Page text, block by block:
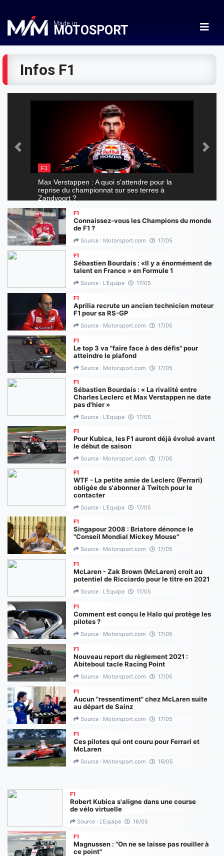
Made in
MOTOSPORT
Infos F1
F1
Max Verstappen : A quoi s'attendre pour la
reprise du championnat sur ses terres à
Zandvoort ?
Précédent
F1
Connaissez-vous les Champions du monde
de F1 ?
Source : Motorsport.com 17/05
F1
Sébastien Bourdais : «Il y a énormément de
talent en France » en Formule 1
Source : L'Equipe 17/05
F1
Aprilia recrute un ancien technicien moteur
F1 pour sa RS-GP
Source : Motorsport.com 17/05
F1
Le top 3 va "faire face à des défis" pour
atteindre le plafond
Source : Motorsport.com
17/05
F1
Sébastien Bourdais : « La rivalité entre
Charles Leclerc et Max Verstappen ne date
pas d'hier »
Source : L'Equipe
17/05
F1
Pour Kubica, les F1 auront déjà évolué avant
le début de saison
Source : Motorsport.com
17/05
F1
WTF - La petite amie de Leclerc (Ferrari)
obligée de s'abonner à Twitch pour le
contacter
Source : L'Equipe
17/05
F1
Singapour 2008 : Briatore dénonce le
"Conseil Mondial Mickey Mouse"
Source : Motorsport.com 17/05
F1
McLaren - Zak Brown (McLaren) croit au
potentiel de Ricciardo pour le titre en 2021
Source : L'Equipe 17/05
F1
Comment est conçu le Halo qui protège les
pilotes ?
Source : Motorsport.com 17/05
F1
Nouveau report du règlement 2021 :
Abiteboul tacle Racing Point
Source : Motorsport.com 17/05
F1
Aucun "ressentiment" chez McLaren suite
au départ de Sainz
Source : Motorsport.com 17/05
F1
Ces pilotes qui ont couru pour Ferrari et
McLaren
Source : Motorsport.com 16/05
F1
Robert Kubica s'aligne dans une course
de vélo virtuelle
Source : L'Equipe 16/05
F1
Magnussen : "On ne se laisse pas rouiller à
ce point"